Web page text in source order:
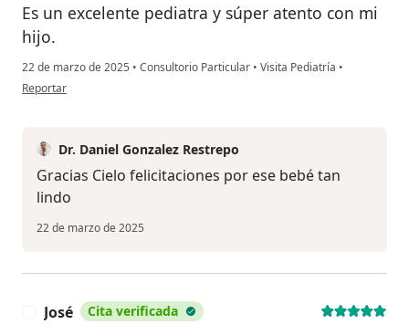
Es un excelente pediatra y súper atento con mi
hijo.
22 de marzo de 2025 • Consultorio Particular • Visita Pediatría •
en opinión del usuario Cielo Espinosa
Reportar
Dr. Daniel Gonzalez Restrepo
Gracias Cielo felicitaciones por ese bebé tan
lindo
22 de marzo de 2025
José Cita verificada